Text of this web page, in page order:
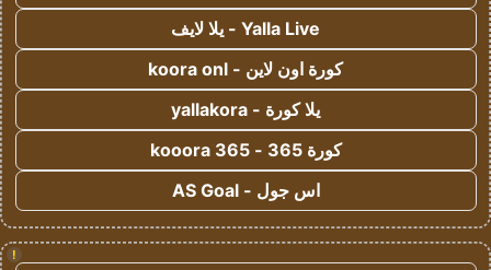
Yalla Live - يلا لايف
كورة اون لاين - koora onl
يلا كورة - yallakora
كورة 365 - kooora 365
اس جول - AS Goal
!